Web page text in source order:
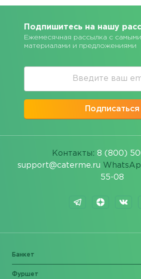
Подпишитесь на нашу
Ежемесячная рассылка с
материалами и предложениями
Подписаться
Контакты: 8 (800)
support@caterme.ru
55-08
Банкет
Фуршет